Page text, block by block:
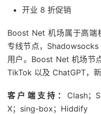
开业 8 折促销
Boost Net 机场属于高端
专线节点，
用户。Boost Net 机场节
TikTok 以及 ChatGPT，
客户端支持： Clash；
X；sing-box；Hiddify